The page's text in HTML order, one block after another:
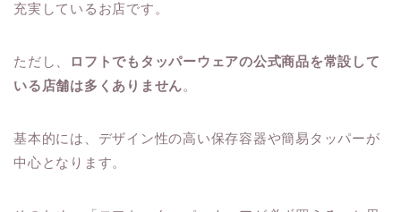
充実しているお店です。
ただし、
ロフトでもタッパーウェアの公式商品を常設して
いる店舗は多くありません。
基本的には、デザイン性の高い保存容器や簡易タッパーが
中心となります。